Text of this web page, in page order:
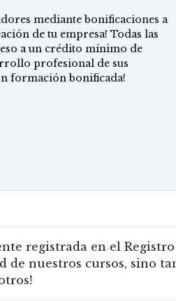
mediante bonificaciones a
de tu empresa! Todas las
a un crédito mínimo de
profesional de sus
formación bonificada!
registrada en el
nuestros cursos, sino